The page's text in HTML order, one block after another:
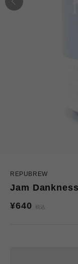
REPUBREW
Jam
通
¥640 税込